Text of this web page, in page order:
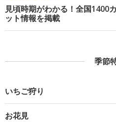
見頃時期がわかる！全国1400
ット情報を掲載
季節
いちご狩り
お花見